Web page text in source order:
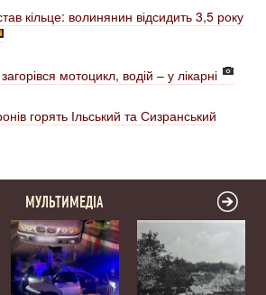
кільце: волинянин відсидить 3,5 року
мотоцикл, водій – у лікарні
горять Ільський та Сизранський
МУЛЬТИМЕДІА